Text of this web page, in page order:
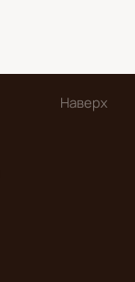
Наверх